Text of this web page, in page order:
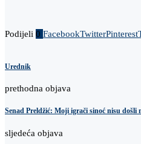
Podijeli 0 FacebookTwitterPinterest
Urednik
prethodna objava
Senad Preldžić: Moji igrači sinoć nisu
sljedeća objava